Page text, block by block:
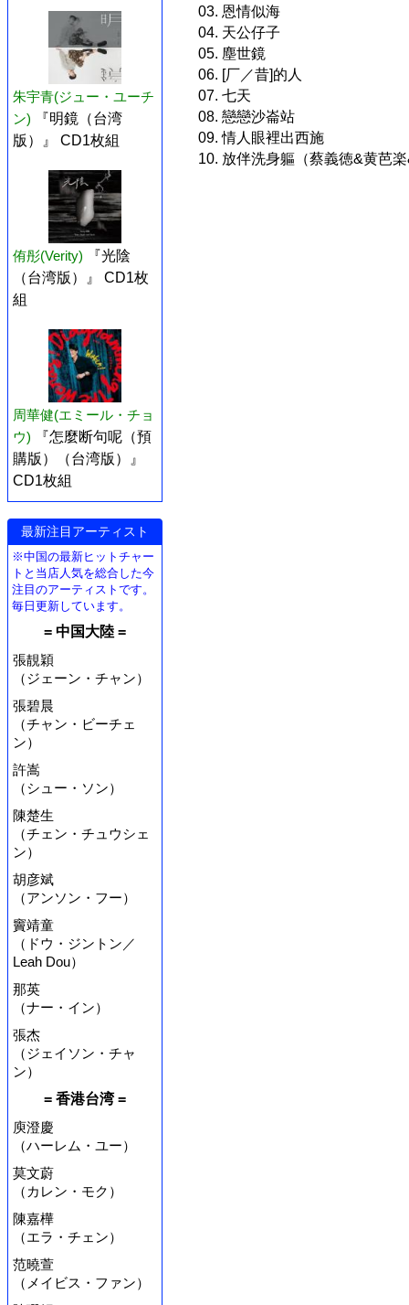
朱宇青(ジュー・ユーチ
ン)
『明鏡（台湾
版）』 CD1枚組
侑彤(Verity)
『光陰
（台湾版）』 CD1枚
組
周華健(エミール・チョ
ウ)
『怎麼断句呢（預
購版）（台湾版）』
CD1枚組
最新注目アーティスト
※中国の最新ヒットチャー
トと当店人気を総合した今
注目のアーティストです。
毎日更新しています。
= 中国大陸 =
張靚穎
（ジェーン・チャン）
張碧晨
（チャン・ビーチェ
ン）
許嵩
（シュー・ソン）
陳楚生
（チェン・チュウシェ
ン）
胡彦斌
（アンソン・フー）
竇靖童
（ドウ・ジントン／
Leah Dou）
那英
（ナー・イン）
張杰
（ジェイソン・チャ
ン）
= 香港台湾 =
庾澄慶
（ハーレム・ユー）
莫文蔚
（カレン・モク）
陳嘉樺
（エラ・チェン）
范曉萱
（メイビス・ファン）
03. 恩情似海
04. 天公仔子
05. 塵世鏡
06. [厂／昔]的人
07. 七天
08. 戀戀沙崙站
09. 情人眼裡出西施
10. 放伴洗身軀（蔡義徳&黄芭